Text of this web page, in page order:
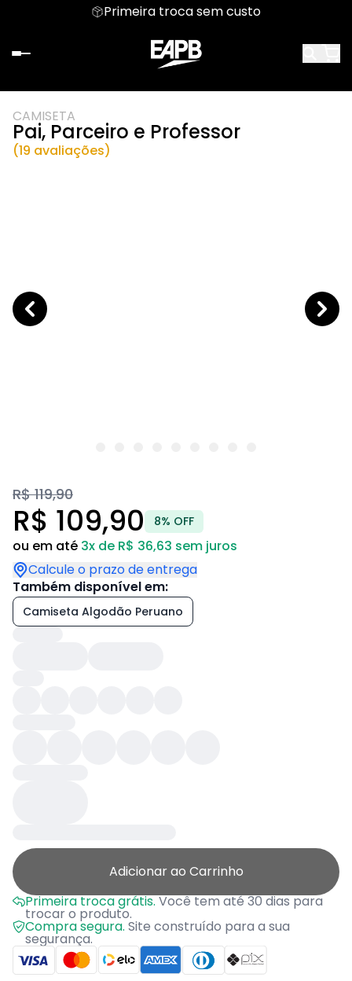
Primeira troca sem custo
CAMISETA
Pai, Parceiro e Professor
(19 avaliações)
R$ 119,90
R$ 109,90 8% OFF
ou em até 3x de R$ 36,63 sem juros
Calcule o prazo de entrega
Também disponível em:
Camiseta Algodão Peruano
Adicionar ao Carrinho
Primeira troca grátis.Você tem até 30 dias para
trocar o produto.
Compra segura. Site construído para a sua
segurança.